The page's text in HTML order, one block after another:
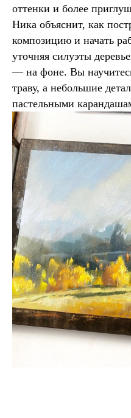
оттенки и более
Ника объяснит, как
композицию и начать
уточняя силуэты
— на фоне. Вы
траву, а небольшие
пастельными